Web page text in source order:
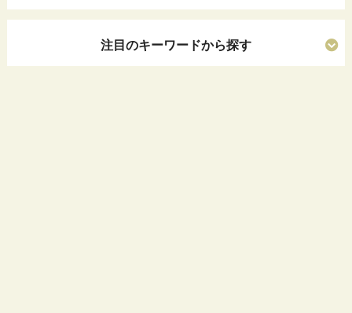
注目のキーワードから探す